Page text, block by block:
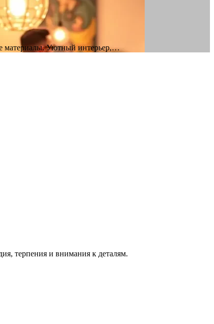
материалы. Уютный интерьер,…
терпения и внимания к деталям.